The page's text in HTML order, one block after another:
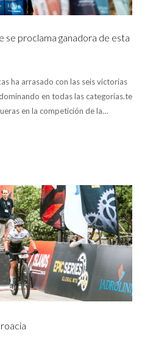
se proclama ganadora de esta
ha arrasado con las seis victorias
en todas las categorías.te
en la competición de la…